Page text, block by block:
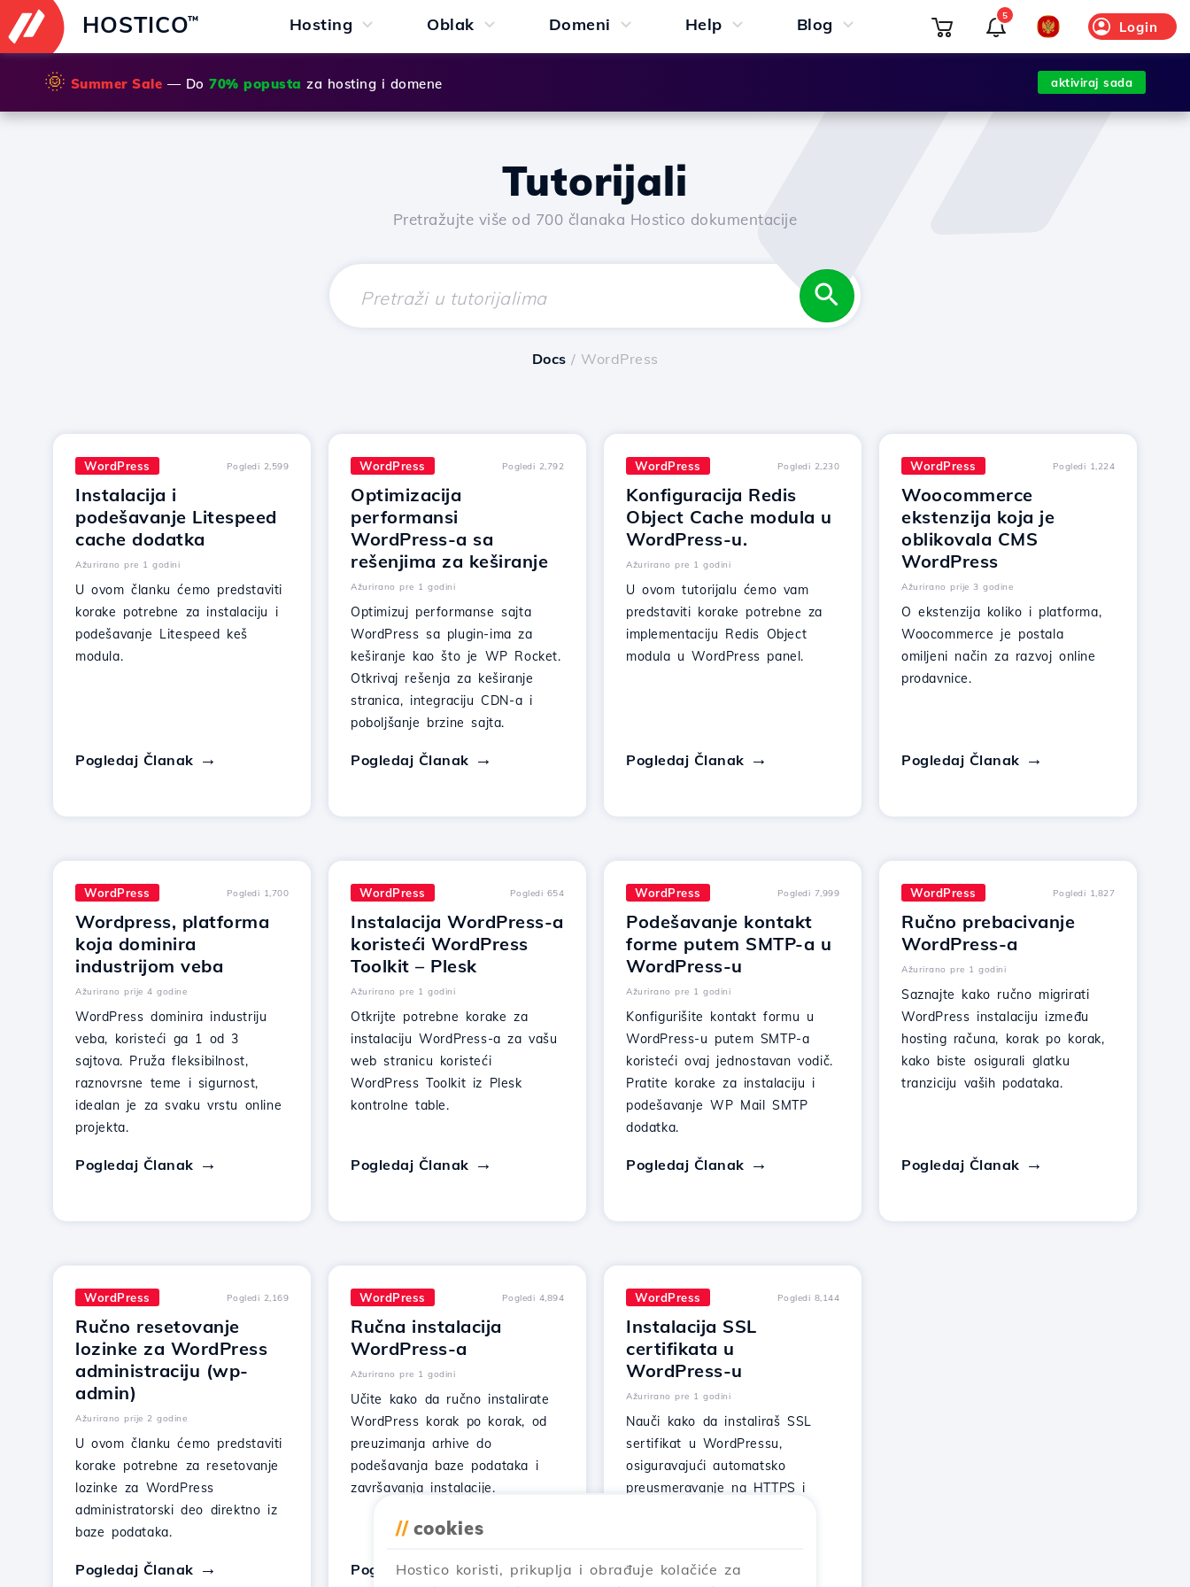
HOSTICO™ Hosting Oblak Domeni Help Blog Login
5
🌞 Summer Sale — Do 70% popusta za hosting i domene aktiviraj sada
Tutorijali
Pretražujte više od 700 članaka Hostico dokumentacije
Docs / WordPress
WordPress Pogledi 2,599
Instalacija i
podešavanje Litespeed
cache dodatka
Ažurirano pre 1 godini
U ovom članku ćemo predstaviti
korake potrebne za instalaciju i
podešavanje Litespeed keš
modula.
Pogledaj Članak
WordPress Pogledi 2,792
Optimizacija
performansi
WordPress-a sa
rešenjima za keširanje
Ažurirano pre 1 godini
Optimizuj performanse sajta
WordPress sa plugin-ima za
keširanje kao što je WP Rocket.
Otkrivaj rešenja za keširanje
stranica, integraciju CDN-a i
poboljšanje brzine sajta.
Pogledaj Članak
WordPress Pogledi 2,230
Konfiguracija Redis
Object Cache modula u
WordPress-u.
Ažurirano pre 1 godini
U ovom tutorijalu ćemo vam
predstaviti korake potrebne za
implementaciju Redis Object
modula u WordPress panel.
Pogledaj Članak
WordPress Pogledi 1,224
Woocommerce
ekstenzija koja je
oblikovala CMS
WordPress
Ažurirano prije 3 godine
O ekstenzija koliko i platforma,
Woocommerce je postala
omiljeni način za razvoj online
prodavnice.
Pogledaj Članak
WordPress Pogledi 1,700
Wordpress, platforma
koja dominira
industrijom veba
Ažurirano prije 4 godine
WordPress dominira industriju
veba, koristeći ga 1 od 3
sajtova. Pruža fleksibilnost,
raznovrsne teme i sigurnost,
idealan je za svaku vrstu online
projekta.
Pogledaj Članak
WordPress Pogledi 654
Instalacija WordPress-a
koristeći WordPress
Toolkit – Plesk
Ažurirano pre 1 godini
Otkrijte potrebne korake za
instalaciju WordPress-a za vašu
web stranicu koristeći
WordPress Toolkit iz Plesk
kontrolne table.
Pogledaj Članak
WordPress Pogledi 7,999
Podešavanje kontakt
forme putem SMTP-a u
WordPress-u
Ažurirano pre 1 godini
Konfigurišite kontakt formu u
WordPress-u putem SMTP-a
koristeći ovaj jednostavan vodič.
Pratite korake za instalaciju i
podešavanje WP Mail SMTP
dodatka.
Pogledaj Članak
WordPress Pogledi 1,827
Ručno prebacivanje
WordPress-a
Ažurirano pre 1 godini
Saznajte kako ručno migrirati
WordPress instalaciju između
hosting računa, korak po korak,
kako biste osigurali glatku
tranziciju vaših podataka.
Pogledaj Članak
WordPress Pogledi 2,169
Ručno resetovanje
lozinke za WordPress
administraciju (wp-
admin)
Ažurirano prije 2 godine
U ovom članku ćemo predstaviti
korake potrebne za resetovanje
lozinke za WordPress
administratorski deo direktno iz
baze podataka.
Pogledaj Članak
WordPress Pogledi 4,894
Ručna instalacija
WordPress-a
Ažurirano pre 1 godini
Učite kako da ručno instalirate
WordPress korak po korak, od
preuzimanja arhive do
podešavanja baze podataka i
završavanja instalacije.
Pogledaj Članak
WordPress Pogledi 8,144
Instalacija SSL
certifikata u
WordPress-u
Ažurirano pre 1 godini
Nauči kako da instaliraš SSL
sertifikat u WordPressu,
osiguravajući automatsko
preusmeravanje na HTTPS i
Pogledaj Članak
// cookies
Hostico koristi, prikuplja i obrađuje kolačiće za